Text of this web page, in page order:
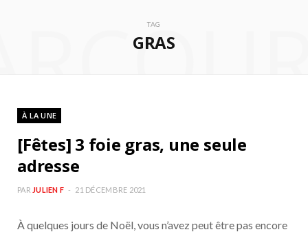
k a
TAG
GRAS
À LA UNE
[Fêtes] 3 foie gras, une seule
adresse
PAR JULIEN F 21 DÉCEMBRE 2021
À quelques jours de Noël, vous n’avez peut être pas encore